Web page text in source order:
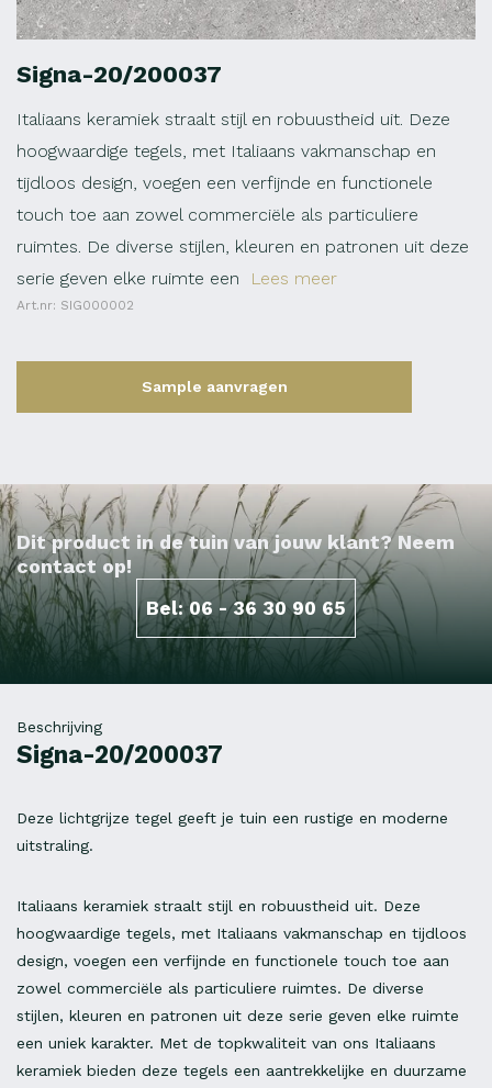
Signa-20/200037
Italiaans keramiek straalt stijl en robuustheid uit. Deze
hoogwaardige tegels, met Italiaans vakmanschap en
tijdloos design, voegen een verfijnde en functionele
touch toe aan zowel commerciële als particuliere
ruimtes. De diverse stijlen, kleuren en patronen uit deze
serie geven elke ruimte een
Lees meer
Art.nr: SIG000002
Sample aanvragen
Dit product in de tuin van jouw klant? Neem
contact op!
Bel: 06 - 36 30 90 65
Beschrijving
Signa-20/200037
Deze lichtgrijze tegel geeft je tuin een rustige en moderne
uitstraling.
Italiaans keramiek straalt stijl en robuustheid uit. Deze
hoogwaardige tegels, met Italiaans vakmanschap en tijdloos
design, voegen een verfijnde en functionele touch toe aan
zowel commerciële als particuliere ruimtes. De diverse
stijlen, kleuren en patronen uit deze serie geven elke ruimte
een uniek karakter. Met de topkwaliteit van ons Italiaans
keramiek bieden deze tegels een aantrekkelijke en duurzame